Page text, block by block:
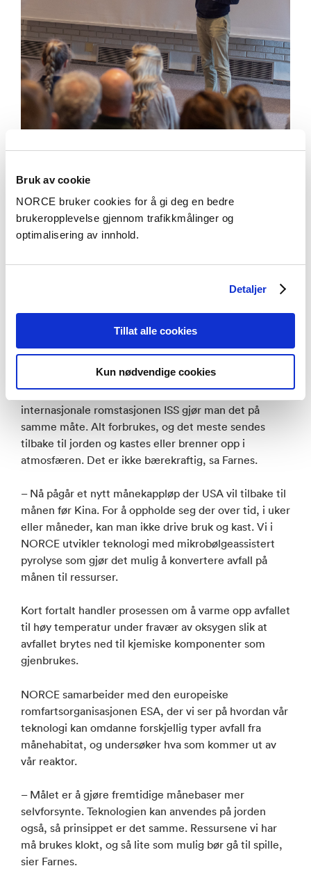
Bruk av cookie
NORCE bruker cookies for å gi deg en bedre
brukeropplevelse gjennom trafikkmålinger og
optimalisering av innhold.
Detaljer
Tillat alle cookies
Kun nødvendige cookies
Jarle Farnes leder forskningsgruppen Rom- og
avfall kan utnyttes bedre på månen.
Jarle Farnes brukte uttrykket «å hoppe etter Wirkola»
brukes til å omdanne avfall på måneferder – slik som
– Da Jannicke ble skutt opp i verdensrommet, hadde
de med seg alt av nødvendige forsyninger. Og på den
internasjonale romstasjonen ISS gjør man det på
samme måte. Alt forbrukes, og det meste sendes
tilbake til jorden og kastes eller brenner opp i
atmosfæren. Det er ikke bærekraftig, sa Farnes.
– Nå pågår et nytt månekappløp der USA vil tilbake til
månen før Kina. For å oppholde seg der over tid, i uker
eller måneder, kan man ikke drive bruk og kast. Vi i
NORCE utvikler teknologi med mikrobølgeassistert
pyrolyse som gjør det mulig å konvertere avfall på
månen til ressurser.
Kort fortalt handler prosessen om å varme opp avfallet
til høy temperatur under fravær av oksygen slik at
avfallet brytes ned til kjemiske komponenter som
gjenbrukes.
NORCE samarbeider med den europeiske
romfartsorganisasjonen ESA, der vi ser på hvordan vår
teknologi kan omdanne forskjellig typer avfall fra
månehabitat, og undersøker hva som kommer ut av
vår reaktor.
– Målet er å gjøre fremtidige månebaser mer
selvforsynte. Teknologien kan anvendes på jorden
også, så prinsippet er det samme. Ressursene vi har
må brukes klokt, og så lite som mulig bør gå til spille,
sier Farnes.